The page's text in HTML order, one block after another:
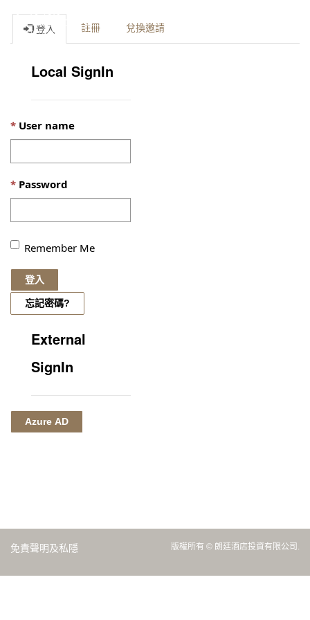
登入 註冊 兌換邀請
Local SignIn
User name
Password
Remember Me
登入
忘記密碼?
External
SignIn
Azure AD
免責聲明及私隱 版權所有 © 朗廷酒店投資有限公司.